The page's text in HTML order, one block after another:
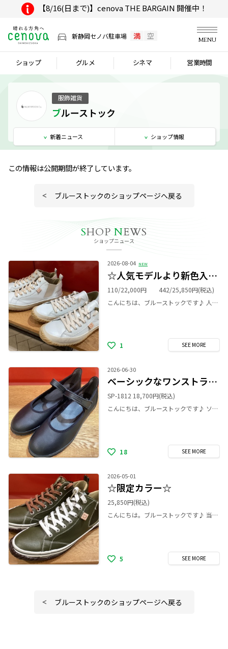
【8/16(日まで)】cenova THE BARGAIN 開催中！
新静岡セノバ駐車場 満 空 MENU
ショップ グルメ シネマ 営業時間
服飾雑貨
ブルーストック
新着ニュース ショップ情報
この情報は公開期間が終了しています。
ブルーストックのショップページへ戻る
SHOP NEWS
ショップニュース
2026-08-04 NEW
☆人気モデルより新色入荷☆
110/22,000円 442/25,850円(税込)
こんにちは、ブルーストックです♪ 人気の定番モデル SP-110 SP-442 から 新色 WHITE/BEIGE が入荷しました♪ SP-110 (ローカット) WHITEをベースにシューレースとフォクシングテープが柔らかいBEIGEで統一され、優しい印象です。 SP-442 (ミドルカット) WHITEをベースにシューレースとサイドゴアが明るめのBEIGEでハッキリとした印象、フォクシングテープのラインが効いています。 シューレースをWHITEに変えるとより爽やかな雰囲気になります。(シューレース別売￥770税込) どちらもカンガルーレザーの人気モデル。革の柔らかさ、履き心地の良さ、歩きやすさで日々のお買い物やご旅行に活躍してくれること間違いなしです！ ぜひ店頭で履き比べていただきたいです。 皆さまのご来店お待ちしております。
1 SEE MORE
2026-06-30
ベーシックなワンストラップシューズ
SP-1812 18,700円(税込)
こんにちは、ブルーストックです♪ ソフトな牛革を使用したワンストラップシューズのご紹介です♪ スッキリとしたシルエットのランドトゥがフェミニンな印象です。 ストラップはベルクロテープでフィット感の調整が可能。甲の高い位置でホールドしてくれるので、歩きやすくなっています！ スカートやパンツとも合わせやすく、ソックスとのコーディネートも楽しめる一足です🎵 サイズ感は定番SP-110よりやや小さめです。XSからMサイズまでとなります。 これからの季節たくさん履いていただけそうです♪♪ ぜひお試しにお越しくださいませ。 皆さまのご来店お待ちしております。
18 SEE MORE
2026-05-01
☆限定カラー☆
25,850円(税込)
こんにちは。ブルーストックです♪ 当店一番人気のモデル SP-442の限定カラーが入荷しました🎵 以前発売されて、とても人気だったKHAKIの限定的な再販です。 スピングルではあまり見ない珍しくとても良い色です。お洋服次第でコーディネートの主役になったり、また馴染んだりと万能な一足です！ 履き心地の良さ、脱ぎ履きのしやすさ、疲れにくさはもちろん変わらずです！ 以前買えなかった方も、新たに気になる方も、買い替えの方も、店頭でご覧いただけると嬉しいです♪ 皆さまのご来店お待ちしております。 ※右足のシューレースは別売りです。 ¥770
5 SEE MORE
ブルーストックのショップページへ戻る